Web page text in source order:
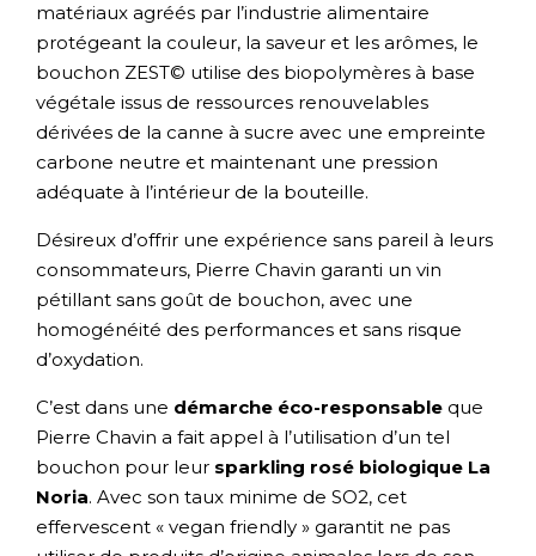
matériaux agréés par l’industrie alimentaire
protégeant la couleur, la saveur et les arômes, le
bouchon ZEST© utilise des biopolymères à base
végétale issus de ressources renouvelables
dérivées de la canne à sucre avec une empreinte
carbone neutre et maintenant une pression
adéquate à l’intérieur de la bouteille.
Désireux d’offrir une expérience sans pareil à leurs
consommateurs, Pierre Chavin garanti un vin
pétillant sans goût de bouchon, avec une
homogénéité des performances et sans risque
d’oxydation.
C’est dans une démarche éco-responsable que
Pierre Chavin a fait appel à l’utilisation d’un tel
bouchon pour leur sparkling rosé biologique La
Noria. Avec son taux minime de SO2, cet
effervescent « vegan friendly » garantit ne pas